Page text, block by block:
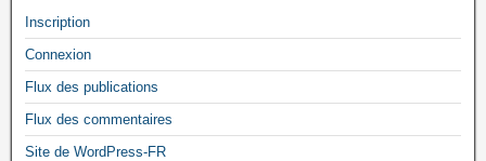
Inscription
Connexion
Flux des publications
Flux des commentaires
Site de WordPress-FR